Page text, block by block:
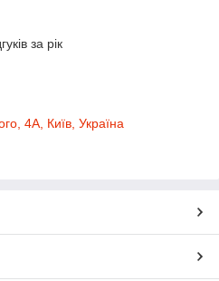
за рік
4А, Київ, Україна